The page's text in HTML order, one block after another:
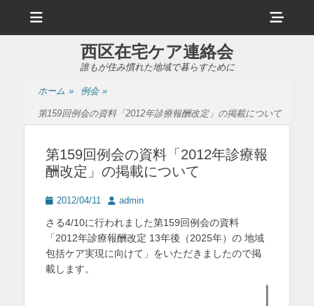
ュ
ヘ
ッ
イ
西区在宅ケア連絡会
誰もが住み慣れた地域で暮らすために
ホーム » 例会 »
第159回例会の資料「2012年診療報酬改定」の掲載について
第159回例会の資料「2012年診療報
酬改定」の掲載について
投
日
2012/04/11
投
者
admin
さる4/10に行われました第159回例会の資料
「2012年診療報酬改定 13年後（2025年）の 地域
包括ケア実現に向けて」をいただきましたので掲
載します。